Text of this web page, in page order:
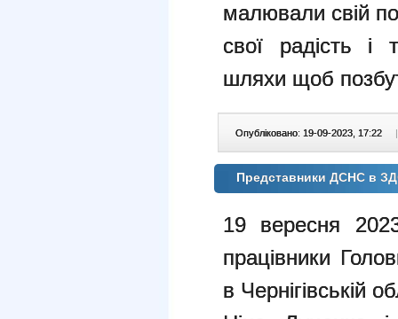
малювали свій
свої радість і
шляхи щоб
Опубліковано: 19-09-2023, 17:22 |
Представники ДСНС в
19 вересня
працівники
в Чернігівській